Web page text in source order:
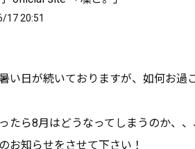
17 20:51
い日が続いておりますが、如何お過
たら8月はどうなってしまうのか、
お知らせをさせて下さい！